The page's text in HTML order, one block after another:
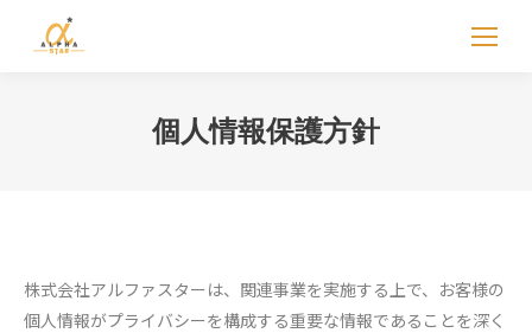
個人情報保護方針
株式会社アルファスターは、関連事業を実施する上で、お客様の
個人情報がプライバシーを構成する重要な情報であることを深く